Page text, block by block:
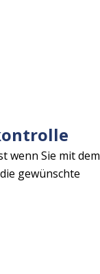
wenn Sie mit dem
gewünschte